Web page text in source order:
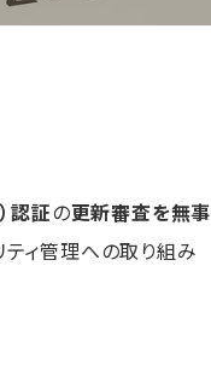
認証の更新審査を無事
ティ管理への取り組み